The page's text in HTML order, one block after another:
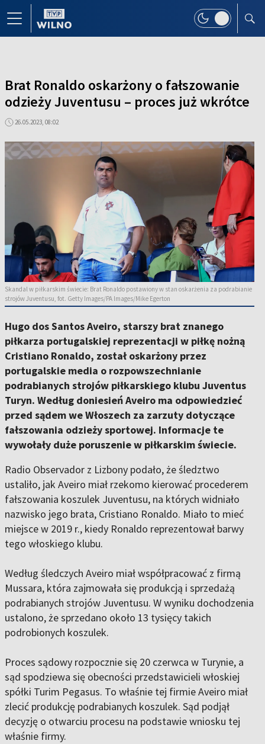
Brat Ronaldo oskarżony o fałszowanie
odzieży Juventusu – proces już wkrótce
26.05.2023, 08:02
Skandal w piłkarskim świecie: Brat Ronaldo postawiony w stan oskarżenia za podrabianie
strojów Juventusu, fot. Getty Images/PA Images/Mike Egerton
Hugo dos Santos Aveiro, starszy brat znanego
piłkarza portugalskiej reprezentacji w piłkę nożną
Cristiano Ronaldo, został oskarżony przez
portugalskie media o rozpowszechnianie
podrabianych strojów piłkarskiego klubu Juventus
Turyn. Według doniesień Aveiro ma odpowiedzieć
przed sądem we Włoszech za zarzuty dotyczące
fałszowania odzieży sportowej. Informacje te
wywołały duże poruszenie w piłkarskim świecie.
Radio Observador z Lizbony podało, że śledztwo
ustaliło, jak Aveiro miał rzekomo kierować procederem
fałszowania koszulek Juventusu, na których widniało
nazwisko jego brata, Cristiano Ronaldo. Miało to mieć
miejsce w 2019 r., kiedy Ronaldo reprezentował barwy
tego włoskiego klubu.
Według śledczych Aveiro miał współpracować z firmą
Mussara, która zajmowała się produkcją i sprzedażą
podrabianych strojów Juventusu. W wyniku dochodzenia
ustalono, że sprzedano około 13 tysięcy takich
podrobionych koszulek.
Proces sądowy rozpocznie się 20 czerwca w Turynie, a
sąd spodziewa się obecności przedstawicieli włoskiej
spółki Turim Pegasus. To właśnie tej firmie Aveiro miał
zlecić produkcję podrabianych koszulek. Sąd podjął
decyzję o otwarciu procesu na podstawie wniosku tej
właśnie firmy.